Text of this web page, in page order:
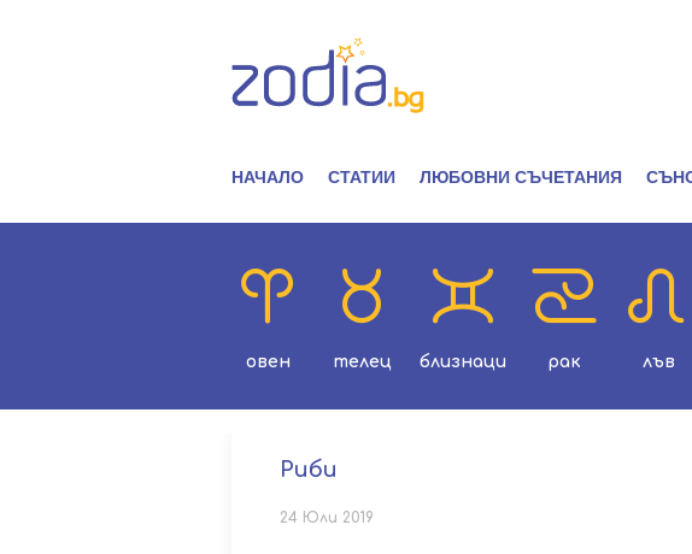
НАЧАЛО СТАТИИ ЛЮБОВНИ СЪЧЕТАНИЯ
овен телец близнаци рак лъв
Риби
24 Юли 2019